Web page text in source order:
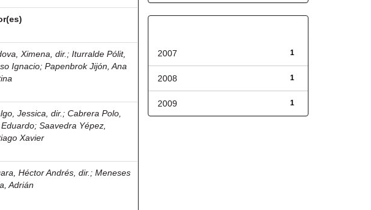
Ximena, dir. ;Iturralde Pólit,
Ignacio;Papenbrok Jijón, Ana
Jessica, dir. ;Cabrera Polo,
;Saavedra Yépez,
Xavier
Héctor Andrés, dir. ;Meneses
Adrián
1
2007
1
2008
1
2009